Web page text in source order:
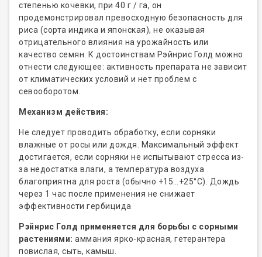
степенью кочевки, при 40 г / га, он
продемонстрировал превосходную безопасность для
риса (сорта индика и японская), не оказывая
отрицательного влияния на урожайность или
качество семян. К достоинствам Рэйнрис Голд можно
отнести следующее: активность препарата не зависит
от климатических условий и нет проблем с
севооборотом.
Механизм действия:
Не следует проводить обработку, если сорняки
влажные от росы или дождя. Максимальный эффект
достигается, если сорняки не испытывают стресса из-
за недостатка влаги, а температура воздуха
благоприятна для роста (обычно +15…+25°С). Дождь
через 1 час после применения не снижает
эффективности гербицида
Рэйнрис Голд применяется для борьбы с сорными
растениями: аммания ярко-красная, гетерантера
повислая, сыть, камыш.